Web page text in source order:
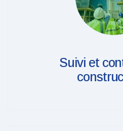
Suivi et